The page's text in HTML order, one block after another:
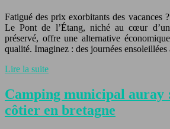
Fatigué des prix exorbitants des vacances
Le Pont de l’Étang, niché au cœur d’un
préservé, offre une alternative
qualité. Imaginez : des journées
Lire la suite
Camping municipal auray
côtier en bretagne